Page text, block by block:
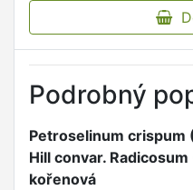
Podrobný
Petroselinum crispum
Hill convar.
kořenová